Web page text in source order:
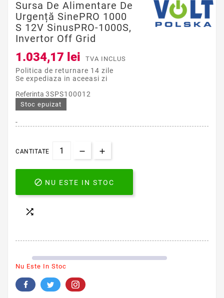
Sursa De Alimentare De
Urgență SinePRO 1000
S 12V SinusPRO-1000S,
Invertor Off Grid
1.034,17 lei TVA INCLUS
Politica de returnare 14 zile
Se expediaza in aceeasi zi
Referinta 3SPS100012
Stoc epuizat
-
CANTITATE
 NU ESTE IN STOC

Nu Este In Stoc